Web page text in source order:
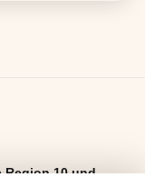
Region 10 und